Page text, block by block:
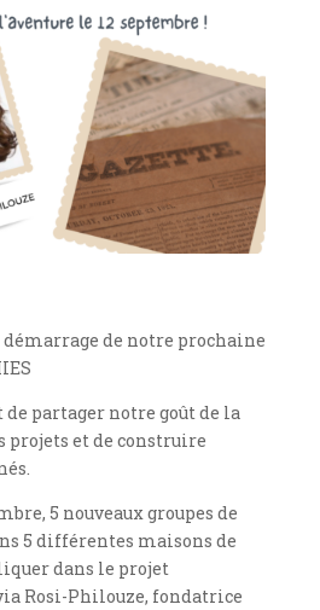
démarrage de notre prochaine
de partager notre goût de la
projets et de construire
5 nouveaux groupes de
5 différentes maisons de
dans le projet
Rosi-Philouze, fondatrice